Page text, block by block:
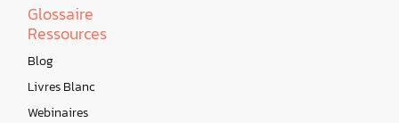
Glossaire
Ressources
Blog
Livres Blanc
Webinaires